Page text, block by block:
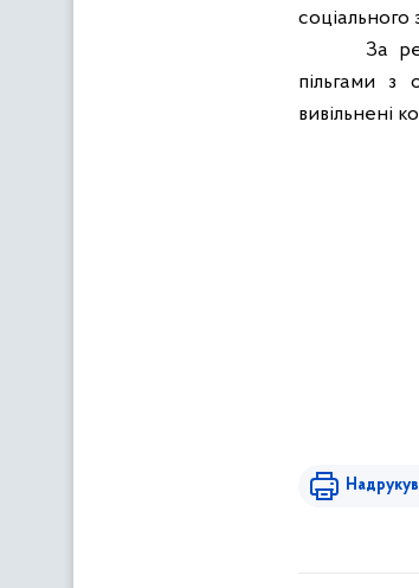
соціального
За
пільгами з
вивільнені